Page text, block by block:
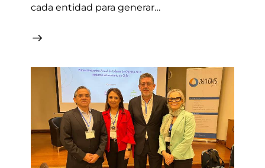
cada entidad para generar…